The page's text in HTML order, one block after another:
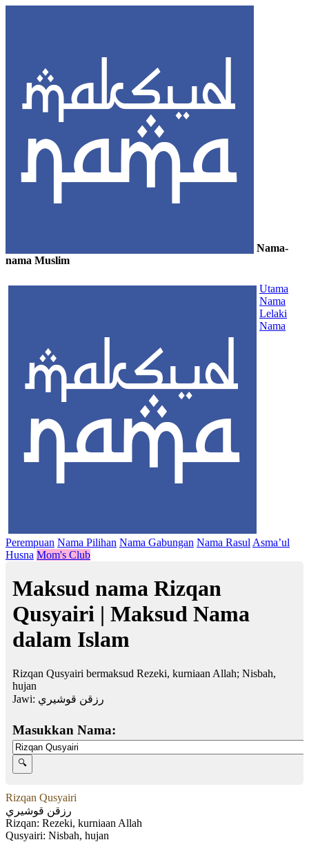
Nama-
nama Muslim
Utama
Nama
Lelaki
Nama
Perempuan Nama Pilihan Nama Gabungan Nama Rasul Asma’ul
Husna Mom's Club
Maksud nama Rizqan
Qusyairi | Maksud Nama
dalam Islam
Rizqan Qusyairi bermaksud Rezeki, kurniaan Allah; Nisbah,
hujan
Jawi: رزقن قوشيري
Masukkan Nama:
Rizqan Qusyairi
رزقن قوشيري
Rizqan: Rezeki, kurniaan Allah
Qusyairi: Nisbah, hujan